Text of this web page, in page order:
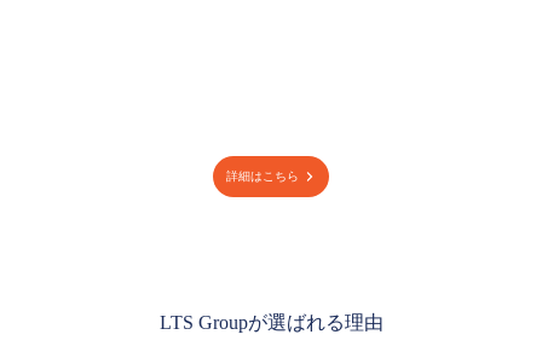
詳細はこちら
LTS Groupが選ばれる理由